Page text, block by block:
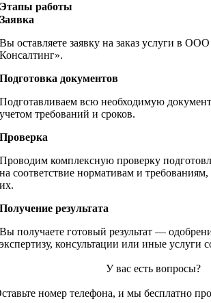
Этапы работы
Заявка
Вы оставляете заявку на заказ услуги в
Консалтинг».
Подготовка документов
Подготавливаем всю необходимую
учетом требований и сроков.
Проверка
Проводим комплексную проверку
на соответствие нормативам и требованиям,
их.
Получение результата
Вы получаете готовый результат —
экспертизу, консультации или иные услуги
У вас есть вопросы?
номер телефона, и мы бесплатно